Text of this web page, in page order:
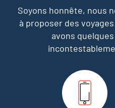
Soyons honnête, nous
à proposer des
avons